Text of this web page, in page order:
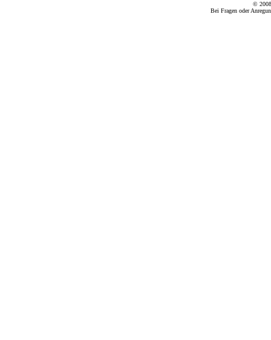
© 2008
Bei Fragen oder